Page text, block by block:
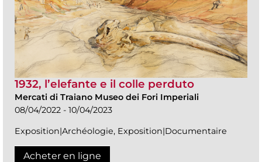
1932, l’elefante e il colle perduto
Mercati di Traiano Museo dei Fori Imperiali
08/04/2022 - 10/04/2023
Exposition|Archéologie, Exposition|Documentaire
Acheter en ligne